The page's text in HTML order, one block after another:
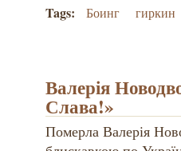
Tags: Боинг гиркин
Валерія
Слава!»
Померла Валерія